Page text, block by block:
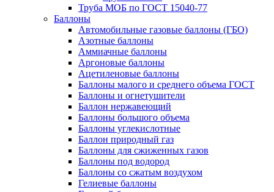
Труба МОБ по ГОСТ 15040-77
Баллоны
Автомобильные газовые баллоны (ГБО)
Азотные баллоны
Аммиачные баллоны
Аргоновые баллоны
Ацетиленовые баллоны
Баллоны малого и среднего объема ГОСТ
Баллоны и огнетушители
Баллон нержавеющий
Баллоны большого объема
Баллоны углекислотные
Баллон природный газ
Баллоны для сжиженных газов
Баллоны под водород
Баллоны со сжатым воздухом
Гелиевые баллоны